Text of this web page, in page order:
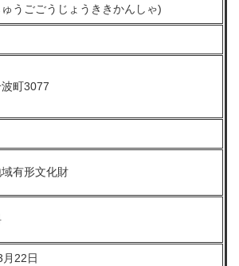
うごごうじょうききかんしゃ)
町3077
有形文化財
22日